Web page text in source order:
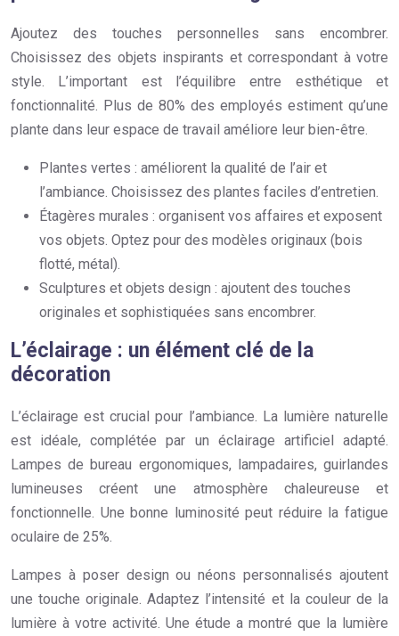
Ajoutez des touches personnelles sans encombrer.
Choisissez des objets inspirants et correspondant à votre
style. L’important est l’équilibre entre esthétique et
fonctionnalité. Plus de 80% des employés estiment qu’une
plante dans leur espace de travail améliore leur bien-être.
Plantes vertes : améliorent la qualité de l’air et
l’ambiance. Choisissez des plantes faciles d’entretien.
Étagères murales : organisent vos affaires et exposent
vos objets. Optez pour des modèles originaux (bois
flotté, métal).
Sculptures et objets design : ajoutent des touches
originales et sophistiquées sans encombrer.
L’éclairage : un élément clé de la
décoration
L’éclairage est crucial pour l’ambiance. La lumière naturelle
est idéale, complétée par un éclairage artificiel adapté.
Lampes de bureau ergonomiques, lampadaires, guirlandes
lumineuses créent une atmosphère chaleureuse et
fonctionnelle. Une bonne luminosité peut réduire la fatigue
oculaire de 25%.
Lampes à poser design ou néons personnalisés ajoutent
une touche originale. Adaptez l’intensité et la couleur de la
lumière à votre activité. Une étude a montré que la lumière